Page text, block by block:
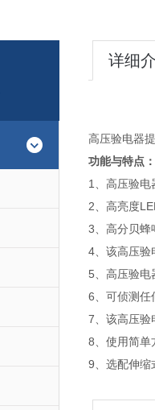
详细
高压验电器
功能与特点：
1、高压验电
2、高亮度
3、高分贝蜂
4、该高压验
5、高压验电
6、可侦测任
7、该高压验
8、使用简单
9、选配伸缩